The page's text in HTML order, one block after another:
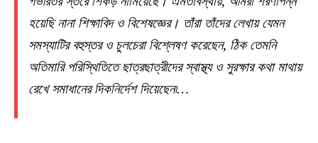
হয়েছি নানা শিক্ষাবিদ ও বিশেষজ্ঞের। তাঁরা তাঁদের লেখায় যেমন
সমস্যাটির বহুস্তর ও চুলচেরা বিশ্লেষণ করেছেন, ঠিক তেমনি
অতিমারি পরিস্থিতিতে ছাত্রছাত্রীদের স্বাস্থ্য ও সুরক্ষার কথা মাথায়
রেখে সমাধানের দিকনির্দেশ দিয়েছেন৷…